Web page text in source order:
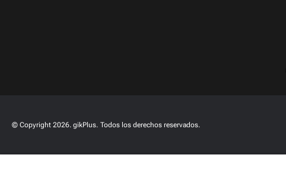
© Copyright 2026. gikPlus. Todos los derechos reservados.